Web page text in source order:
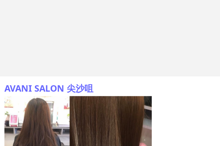
AVANI SALON 尖沙咀